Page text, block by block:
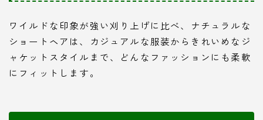
ワイルドな印象が強い刈り上げに比べ、ナチュラルな
ショートヘアは、カジュアルな服装からきれいめなジ
ャケットスタイルまで、どんなファッションにも柔軟
にフィットします。